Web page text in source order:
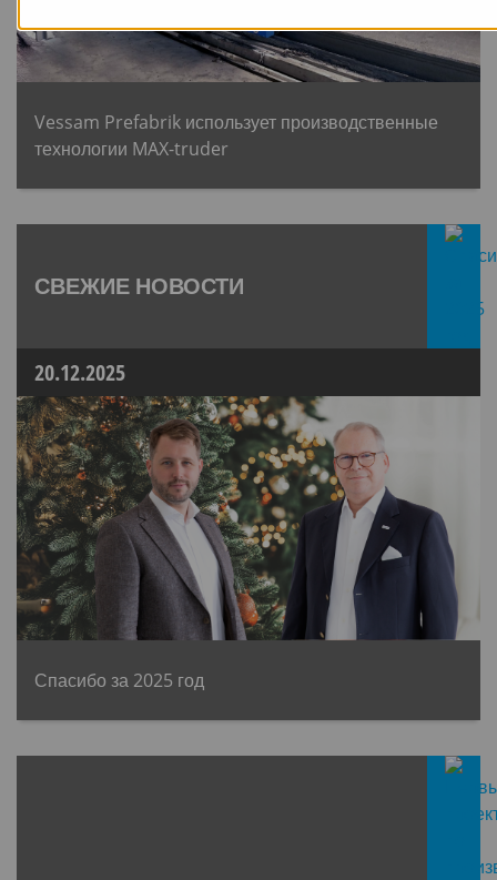
Vessam Prefabrik использует производственные
технологии MAX-truder
СВЕЖИЕ НОВОСТИ
20.12.2025
Спасибо за 2025 год